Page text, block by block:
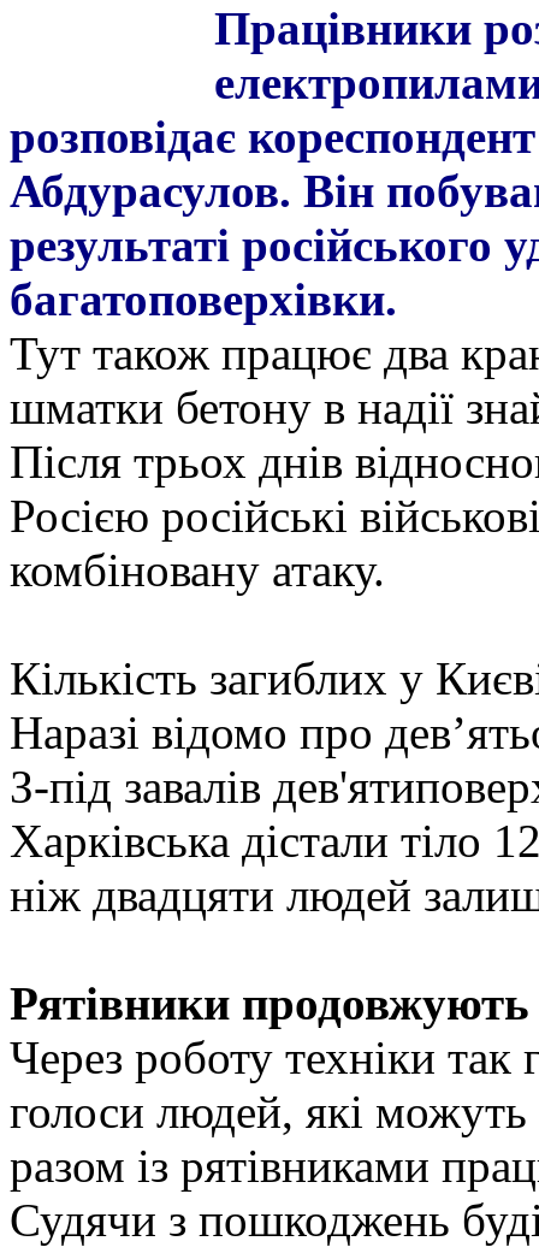
Працівники
розповідає
Абдурасулов. Він
результаті російського
багатоповерхівки.
Тут також працює два
шматки бетону в надії
Після трьох днів
Росією російські
комбіновану атаку.
Кількість загиблих у
Наразі відомо про
З-під завалів
Харківська дістали тіло
ніж двадцяти людей
Рятівники
Через роботу техніки
голоси людей, які
разом із рятівниками
Судячи з пошкоджень